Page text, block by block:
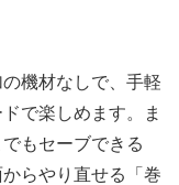
機材なしで、手軽
で楽しめます。ま
もセーブできる
らやり直せる「巻